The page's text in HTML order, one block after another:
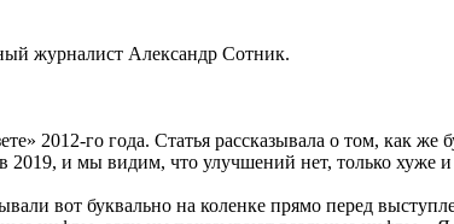
журналист Александр Сотник.
2012-го года. Статья рассказывала о том, как
и мы видим, что улучшений нет, только хуже
вот буквально на коленке прямо перед